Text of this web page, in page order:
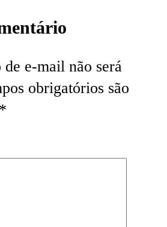
de e-mail não será
obrigatórios são
*